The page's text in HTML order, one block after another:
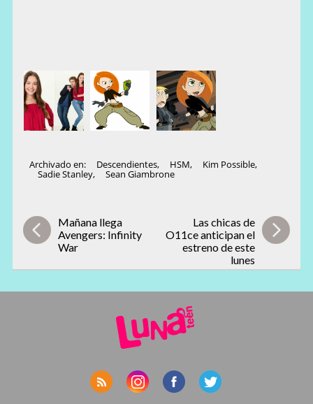
Archivado en: Descendientes, HSM, Kim Possible,
Sadie Stanley, Sean Giambrone
Mañana llega
Avengers: Infinity
War
Las chicas de
O11ce anticipan el
estreno de este
lunes